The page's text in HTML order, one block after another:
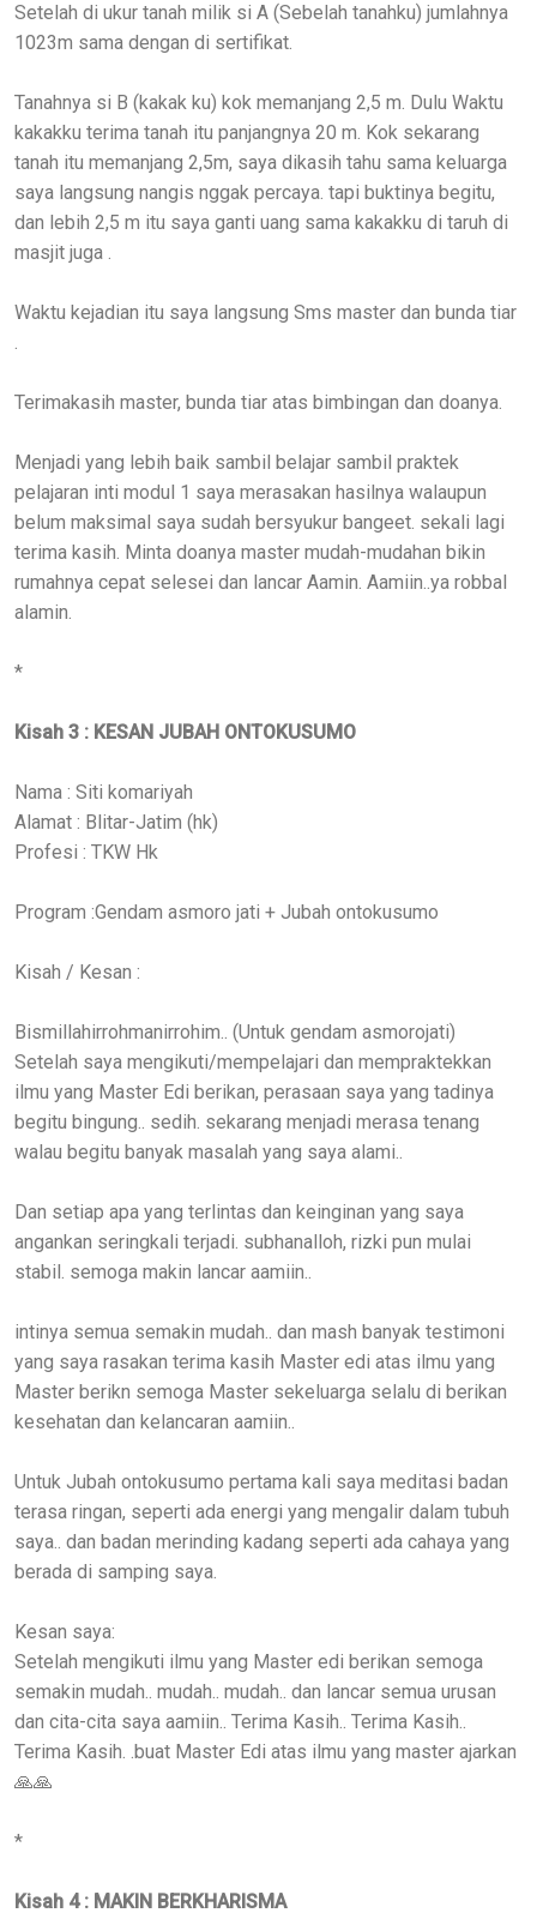
Setelah di ukur tanah milik si A (Sebelah tanahku) jumlahnya
1023m sama dengan di sertifikat.
Tanahnya si B (kakak ku) kok memanjang 2,5 m. Dulu Waktu
kakakku terima tanah itu panjangnya 20 m. Kok sekarang
tanah itu memanjang 2,5m, saya dikasih tahu sama keluarga
saya langsung nangis nggak percaya. tapi buktinya begitu,
dan lebih 2,5 m itu saya ganti uang sama kakakku di taruh di
masjit juga .
Waktu kejadian itu saya langsung Sms master dan bunda tiar
Terimakasih master, bunda tiar atas bimbingan dan doanya.
Menjadi yang lebih baik sambil belajar sambil praktek
pelajaran inti modul 1 saya merasakan hasilnya walaupun
belum maksimal saya sudah bersyukur bangeet. sekali lagi
terima kasih. Minta doanya master mudah-mudahan bikin
rumahnya cepat selesei dan lancar Aamin. Aamiin..ya robbal
alamin.
*
Kisah 3 : KESAN JUBAH ONTOKUSUMO
Nama : Siti komariyah
Alamat : Blitar-Jatim (hk)
Profesi : TKW Hk
Program :Gendam asmoro jati + Jubah ontokusumo
Kisah / Kesan :
Bismillahirrohmanirrohim.. (Untuk gendam asmorojati)
Setelah saya mengikuti/mempelajari dan mempraktekkan
ilmu yang Master Edi berikan, perasaan saya yang tadinya
begitu bingung.. sedih. sekarang menjadi merasa tenang
walau begitu banyak masalah yang saya alami..
Dan setiap apa yang terlintas dan keinginan yang saya
angankan seringkali terjadi. subhanalloh, rizki pun mulai
stabil. semoga makin lancar aamiin..
intinya semua semakin mudah.. dan mash banyak testimoni
yang saya rasakan terima kasih Master edi atas ilmu yang
Master berikn semoga Master sekeluarga selalu di berikan
kesehatan dan kelancaran aamiin..
Untuk Jubah ontokusumo pertama kali saya meditasi badan
terasa ringan, seperti ada energi yang mengalir dalam tubuh
saya.. dan badan merinding kadang seperti ada cahaya yang
berada di samping saya.
Kesan saya:
Setelah mengikuti ilmu yang Master edi berikan semoga
semakin mudah.. mudah.. mudah.. dan lancar semua urusan
dan cita-cita saya aamiin.. Terima Kasih.. Terima Kasih..
Terima Kasih. .buat Master Edi atas ilmu yang master ajarkan
🙏🙏
*
Kisah 4 : MAKIN BERKHARISMA